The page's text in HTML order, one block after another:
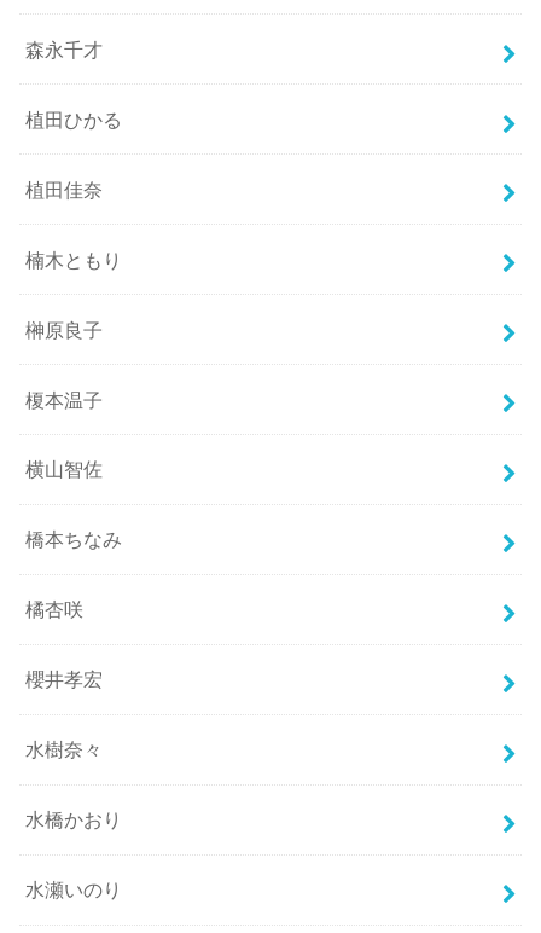
森永千才
植田ひかる
植田佳奈
楠木ともり
榊原良子
榎本温子
横山智佐
橋本ちなみ
橘杏咲
櫻井孝宏
水樹奈々
水橋かおり
水瀬いのり